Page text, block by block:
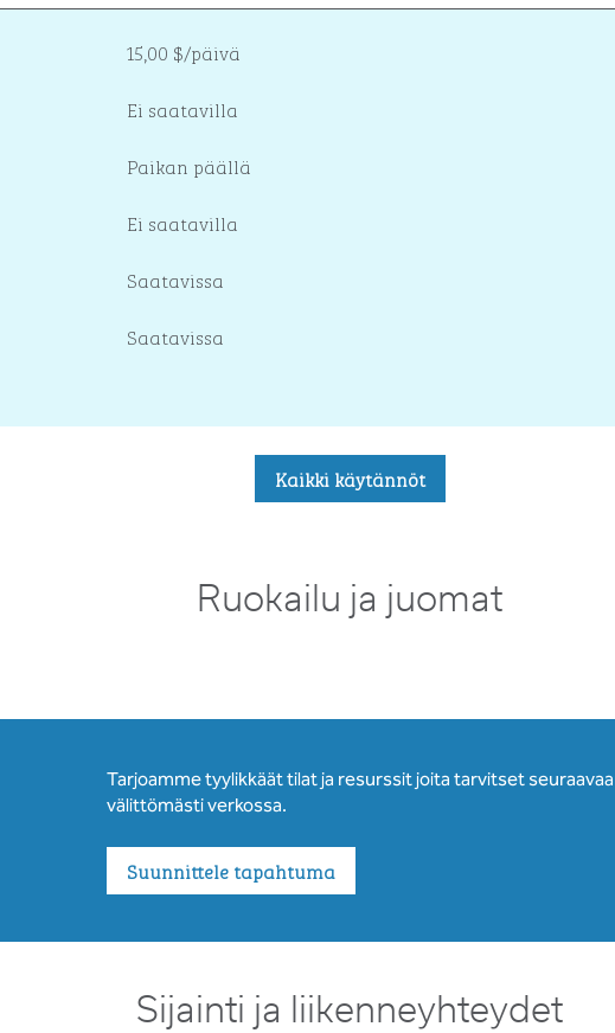
15,00 $/päivä
Ei saatavilla
Paikan päällä
Ei saatavilla
Saatavissa
Saatavissa
Kaikki käytännöt
Ruokailu ja juomat
Tarjoamme tyylikkäät tilat ja resurssit joita tarvitset
välittömästi verkossa.
Suunnittele tapahtuma
Sijainti ja liikenneyhteydet